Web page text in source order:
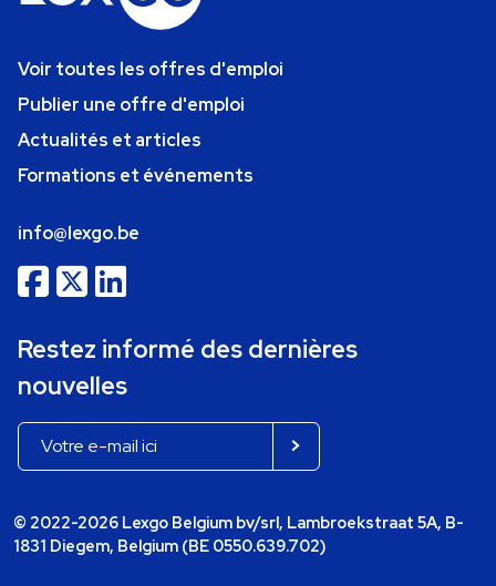
Voir toutes les offres d'emploi
Publier une offre d'emploi
Actualités et articles
Formations et événements
info@lexgo.be
Restez informé des dernières
nouvelles
© 2022-2026 Lexgo Belgium bv/srl, Lambroekstraat 5A, B-
1831 Diegem, Belgium (BE 0550.639.702)